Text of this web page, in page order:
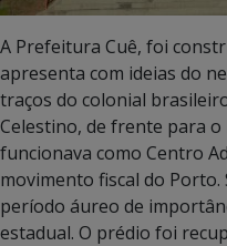
A Prefeitura Cuê, foi
apresenta com ideias do
traços do colonial
Celestino, de frente para
funcionava como Centro
movimento fiscal do
período áureo de
estadual. O prédio foi